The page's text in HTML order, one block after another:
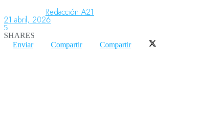
Organismos
Aeroespacial
Redacción A21
21 abril, 2026
5
SHARES
Enviar
Compartir Compartir